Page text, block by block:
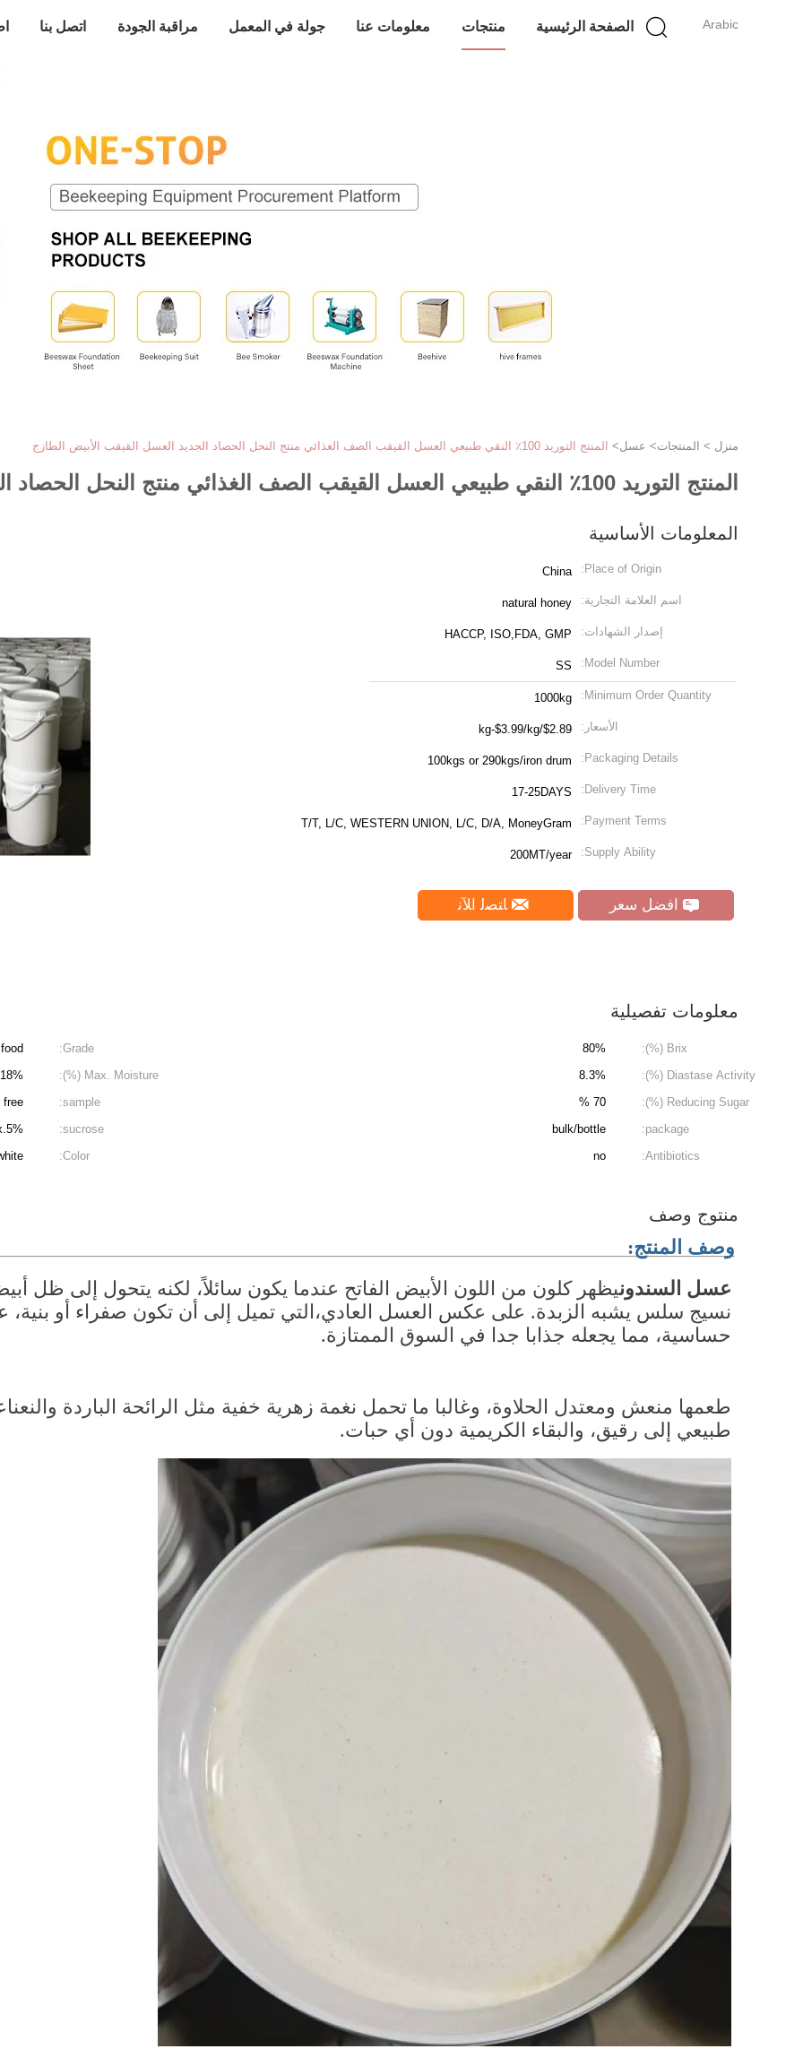
Arabic الصفحة الرئيسية منتجات معلومات عنا جولة في المعمل مراقبة الجودة اتصل بنا
منزل > المنتجات> عسل> المنتج التوريد 100٪ النقي طبيعي العسل القيقب الصف الغذائي منتج النحل الحصاد الجديد العسل القيقب الأبيض الطازج
المنتج التوريد 100٪ النقي طبيعي العسل القيقب الصف الغذائي منتج النحل الحصاد الجديد العسل القيقب الأبيض الطازج
المعلومات الأساسية
Place of Origin:
China
اسم العلامة التجارية: natural honey
إصدار الشهادات: HACCP, ISO,FDA, GMP
Model Number:
SS
Minimum Order Quantity:
1000kg
الأسعار: $2.89/kg-$3.99/kg
Packaging Details:
100kgs or 290kgs/iron drum
Delivery Time:
17-25DAYS
Payment Terms:
T/T, L/C, WESTERN UNION, L/C, D/A, MoneyGram
Supply Ability:
200MT/year
افضل سعر ﺎﺘﺼﻟ ﺍﻶﻧ
معلومات تفصيلية
Brix (%):
80%
Grade:
food
Diastase Activity (%):
8.3%
Max. Moisture (%):
18%
Reducing Sugar (%):
70 %
sample:
free
package:
bulk/bottle
sucrose:
Antibiotics:
no
Color:
منتوج وصف
وصف المنتج:
عسل السندون
حساسية، مما يجعله جذابا جدا في السوق الممتازة.
طبيعي إلى رقيق، والبقاء الكريمية دون أي حبات.